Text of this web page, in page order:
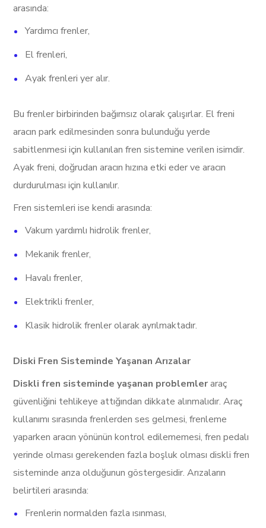
arasında:
Yardımcı frenler,
El frenleri,
Ayak frenleri yer alır.
Bu frenler birbirinden bağımsız olarak çalışırlar. El freni
aracın park edilmesinden sonra bulunduğu yerde
sabitlenmesi için kullanılan fren sistemine verilen isimdir.
Ayak freni, doğrudan aracın hızına etki eder ve aracın
durdurulması için kullanılır.
Fren sistemleri ise kendi arasında:
Vakum yardımlı hidrolik frenler,
Mekanik frenler,
Havalı frenler,
Elektrikli frenler,
Klasik hidrolik frenler olarak ayrılmaktadır.
Diski Fren Sisteminde Yaşanan Arızalar
Diskli fren sisteminde yaşanan problemleraraç
güvenliğini tehlikeye attığından dikkate alınmalıdır. Araç
kullanımı sırasında frenlerden ses gelmesi, frenleme
yaparken aracın yönünün kontrol edilememesi, fren pedalı
yerinde olması gerekenden fazla boşluk olması diskli fren
sisteminde arıza olduğunun göstergesidir. Arızaların
belirtileri arasında:
Frenlerin normalden fazla ısınması,